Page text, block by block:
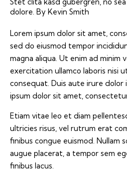
dolore. By Kevin Smith
Lorem ipsum dolor sit amet,
sed do eiusmod tempor
magna aliqua. Ut enim ad minim
exercitation ullamco laboris nisi
consequat. Duis aute irure
ipsum dolor sit amet,
Etiam vitae leo et diam
ultricies risus, vel rutrum erat
finibus congue euismod. Nullam
augue placerat, a tempor sem
finibus lacus.